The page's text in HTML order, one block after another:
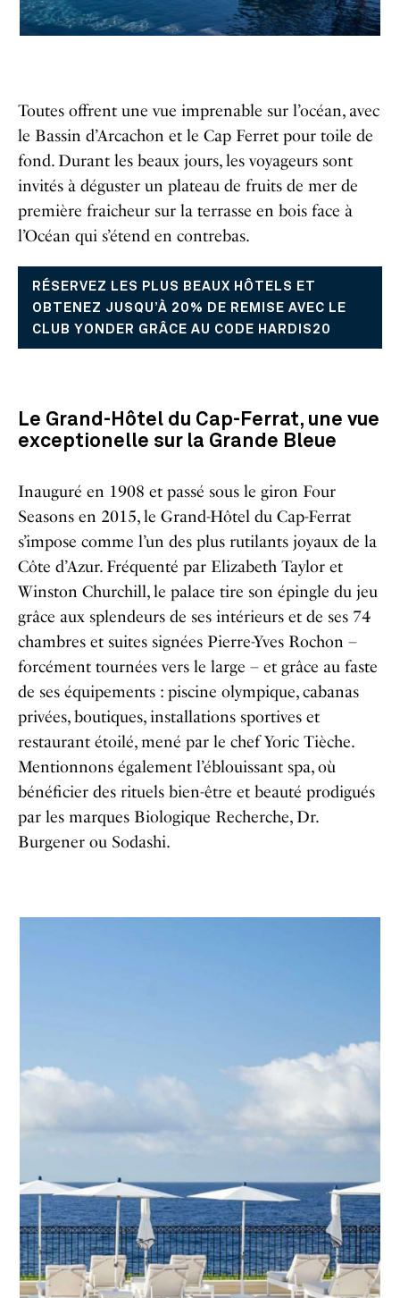
Toutes offrent une vue imprenable sur l’océan, avec
le Bassin d’Arcachon et le Cap Ferret pour toile de
fond. Durant les beaux jours, les voyageurs sont
invités à déguster un plateau de fruits de mer de
première fraicheur sur la terrasse en bois face à
l’Océan qui s’étend en contrebas.
RÉSERVEZ LES PLUS BEAUX HÔTELS ET
OBTENEZ JUSQU’À 20% DE REMISE AVEC LE
CLUB YONDER GRÂCE AU CODE HARDIS20
Le Grand-Hôtel du Cap-Ferrat, une vue
exceptionelle sur la Grande Bleue
Inauguré en 1908 et passé sous le giron Four
Seasons en 2015, le Grand-Hôtel du Cap-Ferrat
s’impose comme l’un des plus rutilants joyaux de la
Côte d’Azur. Fréquenté par Elizabeth Taylor et
Winston Churchill, le palace tire son épingle du jeu
grâce aux splendeurs de ses intérieurs et de ses 74
chambres et suites signées Pierre-Yves Rochon –
forcément tournées vers le large – et grâce au faste
de ses équipements : piscine olympique, cabanas
privées, boutiques, installations sportives et
restaurant étoilé, mené par le chef Yoric Tièche.
Mentionnons également l’éblouissant spa, où
bénéficier des rituels bien-être et beauté prodigués
par les marques Biologique Recherche, Dr.
Burgener ou Sodashi.